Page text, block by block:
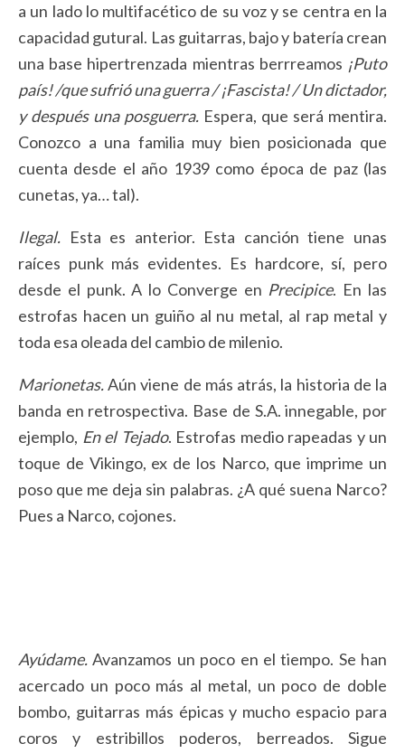
a un lado lo multifacético de su voz y se centra en la
capacidad gutural. Las guitarras, bajo y batería crean
una base hipertrenzada mientras berrreamos ¡Puto
país! /que sufrió una guerra / ¡Fascista! / Un dictador,
y después una posguerra. Espera, que será mentira.
Conozco a una familia muy bien posicionada que
cuenta desde el año 1939 como época de paz (las
cunetas, ya… tal).
Ilegal. Esta es anterior. Esta canción tiene unas
raíces punk más evidentes. Es hardcore, sí, pero
desde el punk. A lo Converge en Precipice. En las
estrofas hacen un guiño al nu metal, al rap metal y
toda esa oleada del cambio de milenio.
Marionetas.Aún viene de más atrás, la historia de la
banda en retrospectiva. Base de S.A. innegable, por
ejemplo, En el Tejado. Estrofas medio rapeadas y un
toque de Vikingo, ex de los Narco, que imprime un
poso que me deja sin palabras. ¿A qué suena Narco?
Pues a Narco, cojones.
Ayúdame. Avanzamos un poco en el tiempo. Se han
acercado un poco más al metal, un poco de doble
bombo, guitarras más épicas y mucho espacio para
coros y estribillos poderos, berreados. Sigue